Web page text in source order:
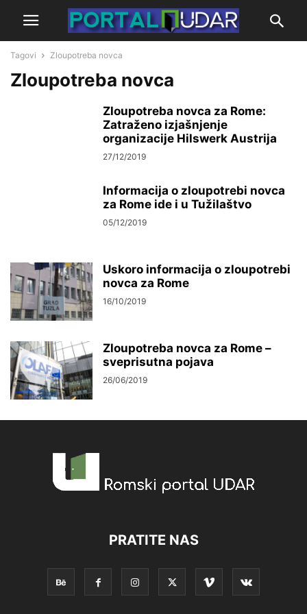
Tagovi Zloupotreba novca
Zloupotreba novca
Zloupotreba novca za Rome:
Zatraženo izjašnjenje
organizacije Hilswerk Austrija
27/12/2019
Informacija o zloupotrebi novca
za Rome ide i u Tužilaštvo
05/12/2019
Uskoro informacija o zloupotrebi
novca za Rome
16/10/2019
Zloupotreba novca za Rome –
sveprisutna pojava
26/06/2019
PRATITE NAS